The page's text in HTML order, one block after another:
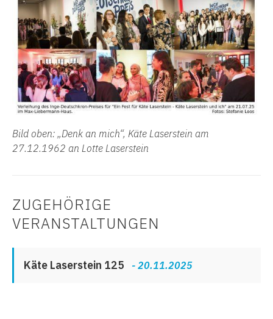
Bild oben: „Denk an mich“, Käte Laserstein am
27.12.1962 an Lotte Laserstein
ZUGEHÖRIGE
VERANSTALTUNGEN
Käte Laserstein 125 - 20.11.2025